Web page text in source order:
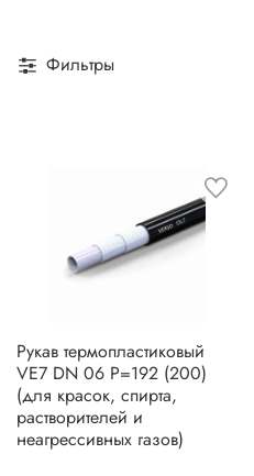
Фильтры
Рукав термопластиковый
VE7 DN 06 P=192 (200)
(для красок, спирта,
растворителей и
неагрессивных газов)